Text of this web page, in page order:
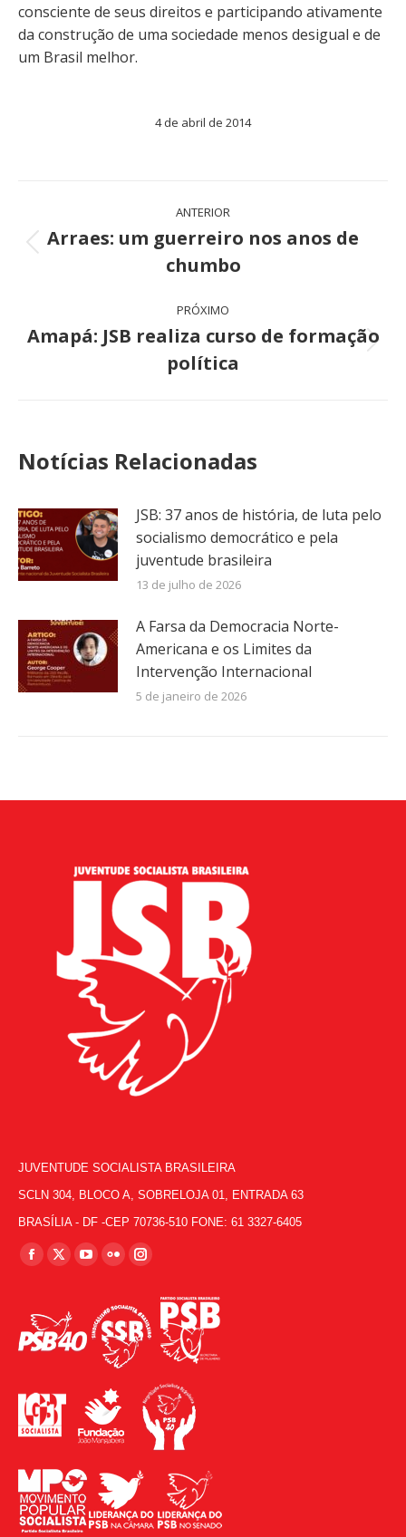
consciente de seus direitos e participando ativamente
da construção de uma sociedade menos desigual e de
um Brasil melhor.
4 de abril de 2014
Navegação
de
ANTERIOR
Post
anterior:
Arraes: um guerreiro nos anos de
chumbo
PRÓXIMO
Próximo
post:
Amapá: JSB realiza curso de formação
política
Notícias Relacionadas
JSB: 37 anos de história, de luta pelo
socialismo democrático e pela
juventude brasileira
13 de julho de 2026
A Farsa da Democracia Norte-
Americana e os Limites da
Intervenção Internacional
5 de janeiro de 2026
JUVENTUDE SOCIALISTA BRASILEIRA
SCLN 304, BLOCO A, SOBRELOJA 01, ENTRADA 63
BRASÍLIA - DF -CEP 70736-510 FONE: 61 3327-6405
Encontre-nos em:
Facebook
opens
in
X
opens
in
YouTube
opens
in
new
Flickr
opens
in
new
Instagram
opens
in
window